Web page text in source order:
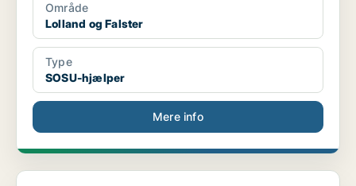
Område
Lolland og Falster
Type
SOSU-hjælper
Mere info
Fagkompetent og dygtig SSH søges til stærkt team.